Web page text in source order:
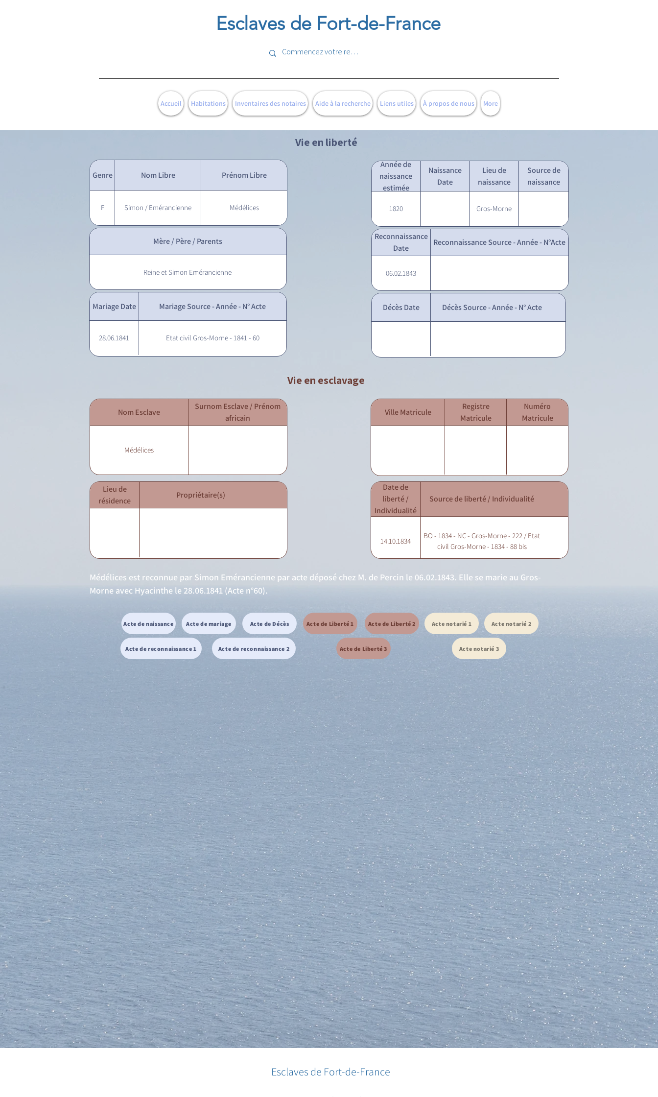
Esclaves de Fort-de-France
Accueil Habitations Inventaires des notaires Aide à la recherche Liens utiles À propos de nous More
Vie en liberté
Genre Nom Libre Prénom Libre
F Simon / Emérancienne Médélices
Année de
naissance
estimée
Naissance
Date
Lieu de
naissance
Source de
naissance
1820 Gros-Morne
Mère / Père / Parents
Reine et Simon Emérancienne
Mariage Date Mariage Source - Année - N° Acte
28.06.1841 Etat civil Gros-Morne - 1841 - 60
Reconnaissance
Date
Reconnaissance Source - Année - N°Acte
06.02.1843
Décès Date Décès Source - Année - N° Acte
Vie en esclavage
Nom Esclave
Surnom Esclave / Prénom
africain
Médélices
Ville Matricule
Registre
Matricule
Numéro
Matricule
Lieu de
résidence
Propriétaire(s)
Date de
liberté /
Individualité
Source de liberté / Individualité
14.10.1834
BO - 1834 - NC - Gros-Morne - 222 / Etat
civil Gros-Morne - 1834 - 88 bis
Médélices est reconnue par Simon Emérancienne par acte déposé chez M. de Percin le 06.02.1843. Elle se marie au Gros-
Morne avec Hyacinthe le 28.06.1841 (Acte n°60).
Acte de naissance Acte de mariage Acte de Décès
Acte de reconnaissance 1 Acte de reconnaissance 2
Acte de Liberté 1 Acte de Liberté 2
Acte de Liberté 3
Acte notarié 1 Acte notarié 2
Acte notarié 3
Esclaves de Fort-de-France